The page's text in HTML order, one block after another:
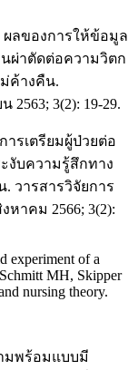
ลของการให้ข้อมูล
ผ่าตัดต่อความวิตก
ค้างคืน.
3(2): 19-29.
รเตรียมผู้ป่วยต่อ
งับความรู้สึกทาง
วารสารวิจัยการ
าคม 2566; 3(2):
experiment of a
MH, Skipper
nursing theory.
มพร้อมแบบมี